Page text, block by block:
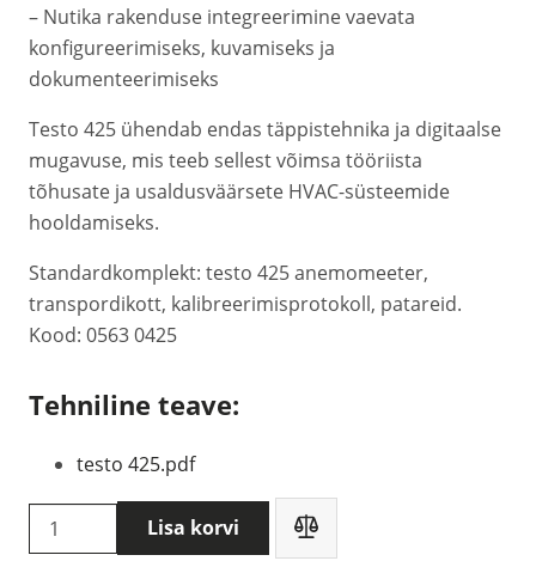
– Nutika rakenduse integreerimine vaevata
konfigureerimiseks, kuvamiseks ja
dokumenteerimiseks
Testo 425 ühendab endas täppistehnika ja digitaalse
mugavuse, mis teeb sellest võimsa tööriista
tõhusate ja usaldusväärsete HVAC-süsteemide
hooldamiseks.
Standardkomplekt: testo 425 anemomeeter,
transpordikott, kalibreerimisprotokoll, patareid.
Kood: 0563 0425
Tehniline teave:
testo 425.pdf
Testo
425
Lisa korvi